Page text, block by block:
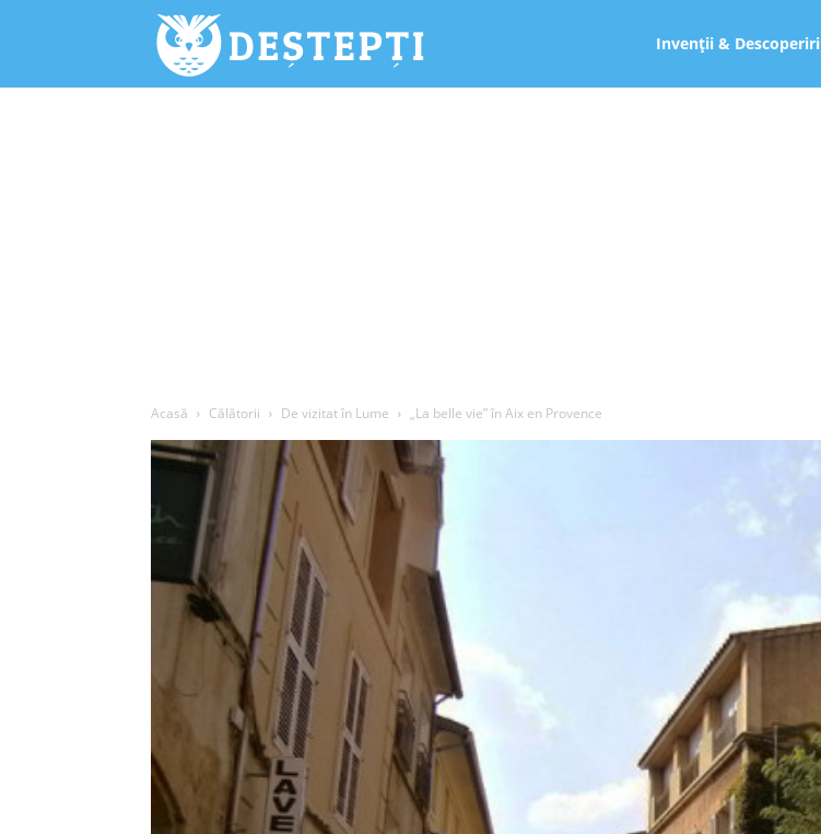
Deștepți.ro Invenții & Descoperiri
Acasă Călătorii De vizitat în Lume „La belle vie” în Aix en Provence